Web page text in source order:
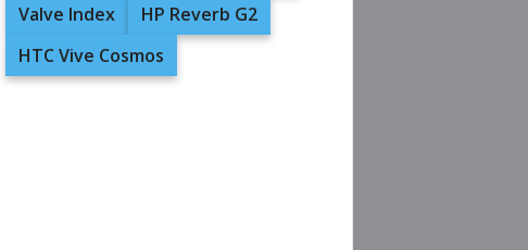
Valve Index
HP Reverb G2
HTC Vive Cosmos